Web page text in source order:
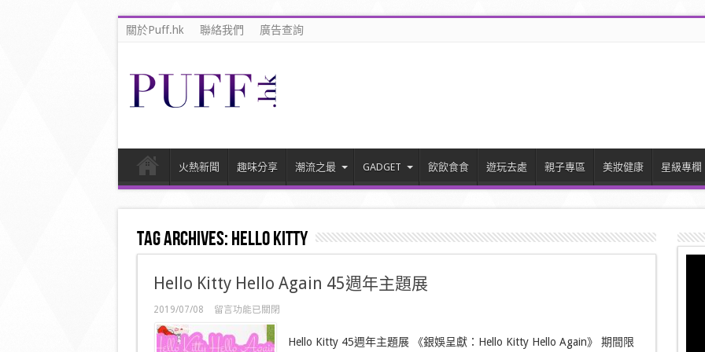
關於Puff.hk 聯絡我們 廣告查詢
火熱新聞 趣味分享 潮流之最 GADGET 飲飲食食 遊玩去處 親子專區 美妝健康 星級專欄
Tag Archives:hello kitty
Hello Kitty Hello Again 45週年主題展
2019/07/08
在
Kitty
Hello
留言功能已關閉
Hello Kitty 45週年主題展 《銀娛呈獻：Hello Kitty Hello Again》 期間限